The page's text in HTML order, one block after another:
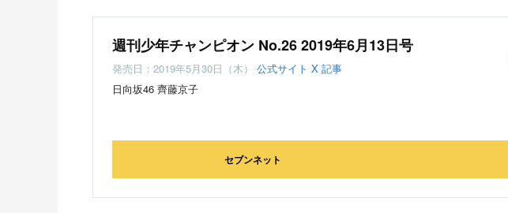
週刊少年チャンピオン No.26 2019年6月13日号
発売日：2019年5月30日（木） 公式サイト X 記事
日向坂46 齊藤京子
セブンネット